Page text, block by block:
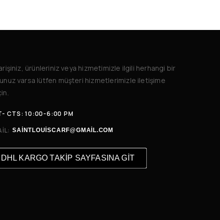
ürünleriniz veya hizmetimizle ilgili herhangi bir
varsa lütfen müşteri hizmetlerimizle iletişime
CTS: 10:00-6:00 PM
SAINTLOUISCARF@GMAIL.COM
DHL KARGO TAKİP SAYFASINA GİT